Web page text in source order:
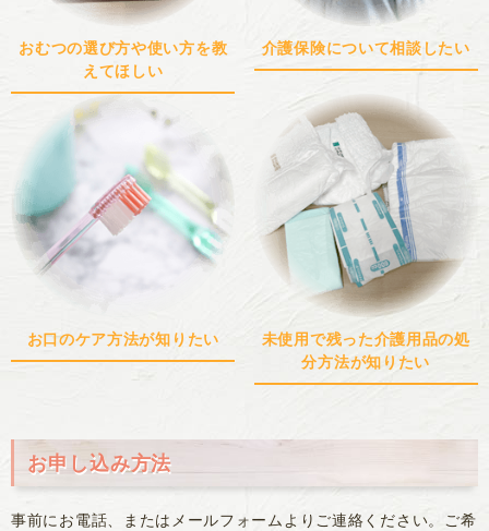
おむつの選び方や使い方を教
えてほしい
介護保険について相談したい
お口のケア方法が知りたい 未使用で残った介護用品の処
分方法が知りたい
お申し込み方法
事前にお電話、またはメールフォームよりご連絡ください。 ご希